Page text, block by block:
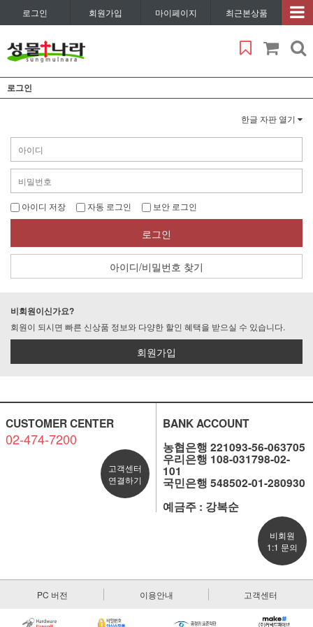
로그인 회원가입 마이페이지 최근본상품
로그인
한글 자판 열기
아이디 저장 자동 로그인 보안 로그인
로그인
아이디/비밀번호 찾기
비회원이신가요?
회원이 되시면 빠른 신상품 정보와 다양한 할인 혜택을 받으실 수 있습니다.
회원가입
CUSTOMER CENTER
02-474-7200
고객센터
연결하기
BANK ACCOUNT
농협은행 221093-56-063705
우리은행 108-031798-02-
101
국민은행 548502-01-280930
예금주 : 강복순
비회원
1:1 문의
PC 버전 이용안내 고객센터